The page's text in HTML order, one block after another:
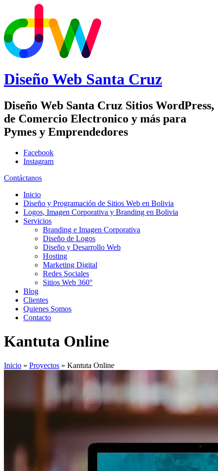
Diseño Web Santa Cruz
Diseño Web Santa Cruz Sitios WordPress,
de Comercio Electronico y más para
Pymes y Emprendedores
Facebook
Instagram
Contáctanos
Inicio
Diseño y Programación de Sitios Web en Bolivia
Logos, Imagen Corporativa y Branding en Bolivia
Servicios
Branding e Imagen Corporativa
Diseño de Logos
Diseño y Desarrollo Web
Hosting
Marketing Digital
Redes Sociales
Sitios Web 360°
Blog
Clientes
Quienes Somos
Contacto
Kantuta Online
Inicio » Proyectos » Kantuta Online